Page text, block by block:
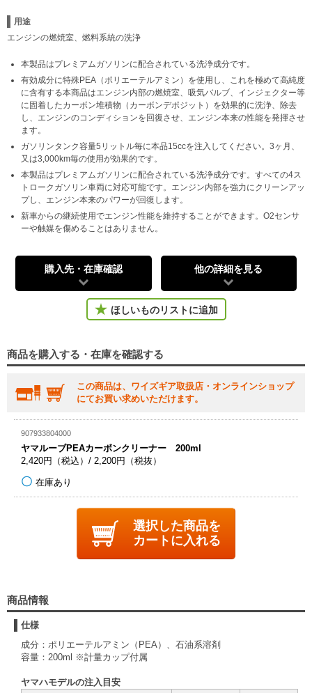
用途
エンジンの燃焼室、燃料系統の洗浄
本製品はプレミアムガソリンに配合されている洗浄成分です。
有効成分に特殊PEA（ポリエーテルアミン）を使用し、これを極めて高純度
に含有する本商品はエンジン内部の燃焼室、吸気バルブ、インジェクター等
に固着したカーボン堆積物（カーボンデポジット）を効果的に洗浄、除去
し、エンジンのコンディションを回復させ、エンジン本来の性能を発揮させ
ます。
ガソリンタンク容量5リットル毎に本品15ccを注入してください。3ヶ月、
又は3,000km毎の使用が効果的です。
本製品はプレミアムガソリンに配合されている洗浄成分です。すべての4ス
トロークガソリン車両に対応可能です。エンジン内部を強力にクリーンアッ
プし、エンジン本来のパワーが回復します。
新車からの継続使用でエンジン性能を維持することができます。O2センサ
ーや触媒を傷めることはありません。
購入先・在庫確認 他の詳細を見る
ほしいものリストに追加
商品を購入する・在庫を確認する
この商品は、ワイズギア取扱店・オンラインショップ
にてお買い求めいただけます。
907933804000
ヤマルーブPEAカーボンクリーナー 200ml
2,420円（税込）/ 2,200円（税抜）
在庫あり
選択した商品を
カートに入れる
商品情報
仕様
成分：ポリエーテルアミン（PEA）、石油系溶剤
容量：200ml ※計量カップ付属
ヤマハモデルの注入目安